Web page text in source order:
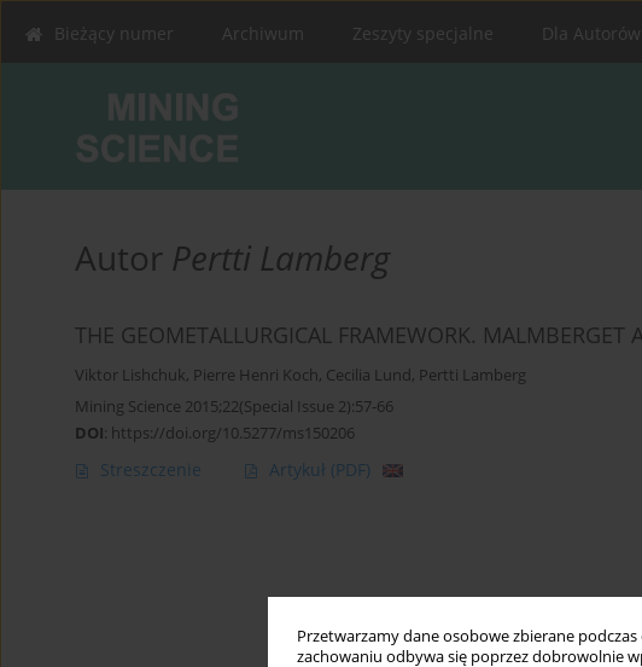
Przetwarzamy dane osobowe zbierane
zachowaniu odbywa się poprzez dobrowolnie
Bieżący numer Archiwum Zeszyty specjalne Dla Autorów
Autor Pertti Lamberg
THE GEOMETALLURGICAL FRAMEWORK. MALMBERGET
Viktor Lishchuk, Pierre Henri Koch, Cecilia Lund, Pertti Lamberg
Mining Science 2015;22(Special Issue 2):57-66
DOI: https://doi.org/10.5277/ms150206
Streszczenie Artykuł (PDF)